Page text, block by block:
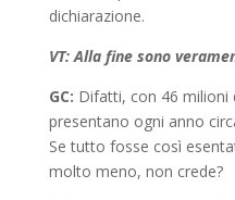
dichiarazione.
VT: Alla fine sono
GC: Difatti, con 46 milioni
presentano ogni anno
Se tutto fosse così
molto meno, non crede?